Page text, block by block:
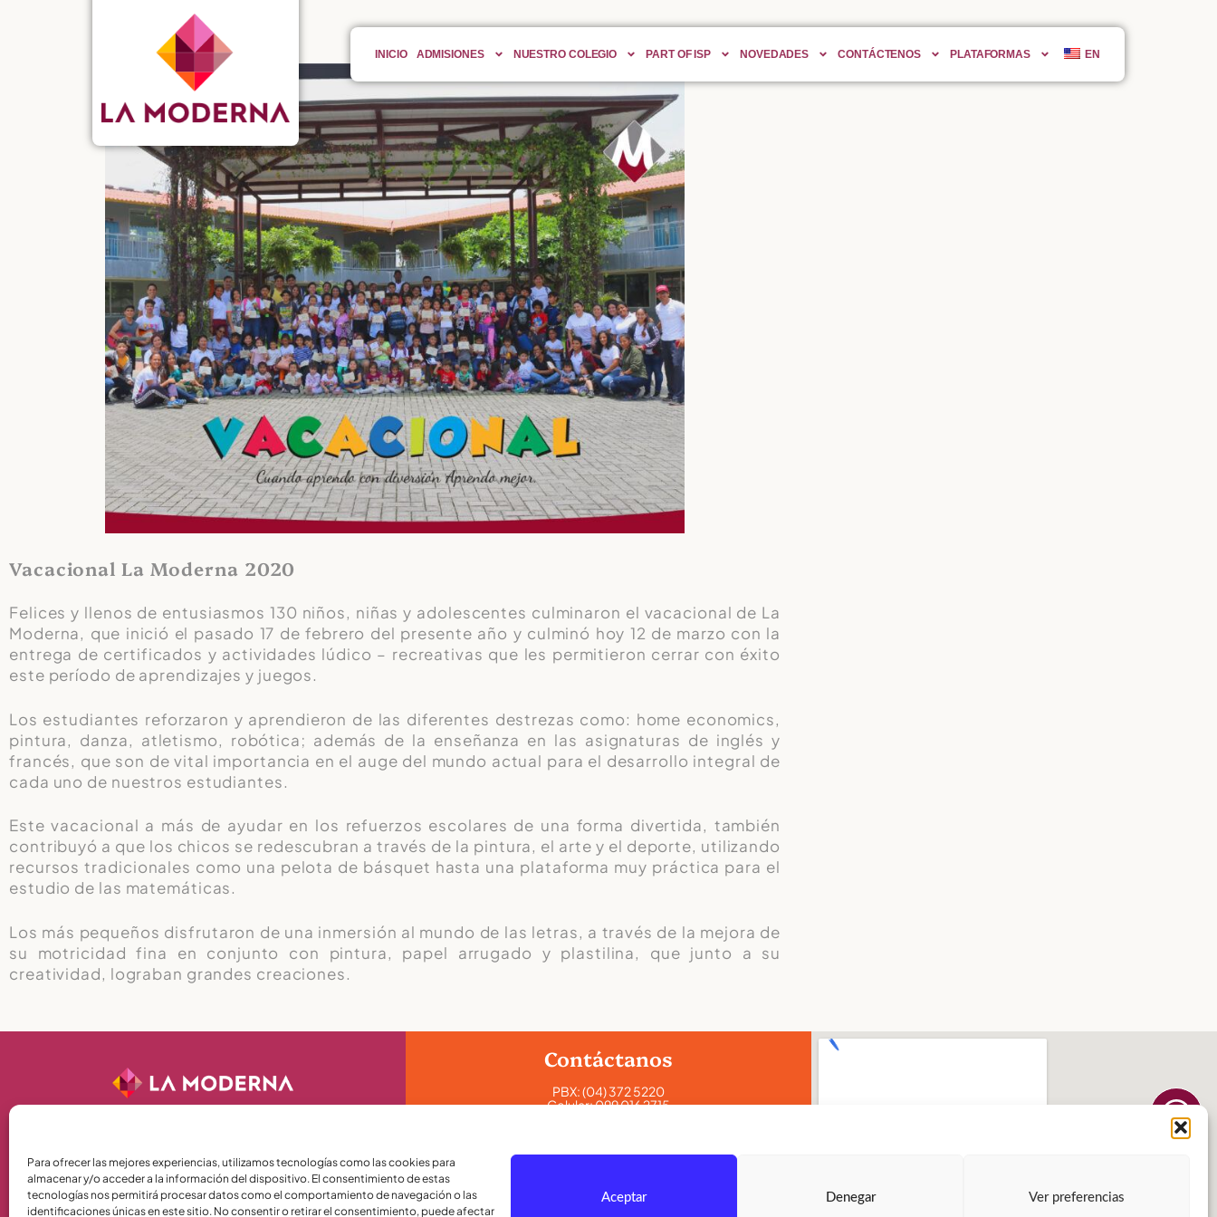
Para ofrecer las mejores experiencias, utilizamos tecnologías como las cookies para
almacenar y/o acceder a la información del dispositivo. El consentimiento de estas
tecnologías nos permitirá procesar datos como el comportamiento de navegación o las
identificaciones únicas en este sitio. No consentir o retirar el consentimiento, puede afectar
Aceptar Denegar Ver preferencias
INICIO ADMISIONES NUESTRO COLEGIO PART OF ISP NOVEDADES CONTÁCTENOS PLATAFORMAS EN
Vacacional La Moderna 2020
Felices y llenos de entusiasmos 130 niños, niñas y adolescentes culminaron el vacacional de La
Moderna, que inició el pasado 17 de febrero del presente año y culminó hoy 12 de marzo con la
entrega de certificados y actividades lúdico – recreativas que les permitieron cerrar con éxito
este período de aprendizajes y juegos.
Los estudiantes reforzaron y aprendieron de las diferentes destrezas como: home economics,
pintura, danza, atletismo, robótica; además de la enseñanza en las asignaturas de inglés y
francés, que son de vital importancia en el auge del mundo actual para el desarrollo integral de
cada uno de nuestros estudiantes.
Este vacacional a más de ayudar en los refuerzos escolares de una forma divertida, también
contribuyó a que los chicos se redescubran a través de la pintura, el arte y el deporte, utilizando
recursos tradicionales como una pelota de básquet hasta una plataforma muy práctica para el
estudio de las matemáticas.
Los más pequeños disfrutaron de una inmersión al mundo de las letras, a través de la mejora de
su motricidad fina en conjunto con pintura, papel arrugado y plastilina, que junto a su
creatividad, lograban grandes creaciones.
Términos y Condiciones
Política de Privacidad
Política de Cookies
Contáctanos
PBX:(04) 372 5220
Celular:099 016 2715
admisiones@lamoderna.edu.ec